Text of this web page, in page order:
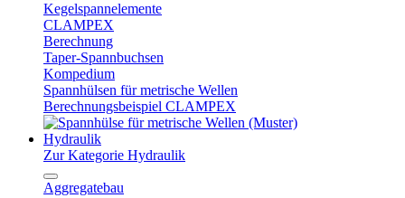
Kegelspannelemente
CLAMPEX
Berechnung
Taper-Spannbuchsen
Kompedium
Spannhülsen für metrische Wellen
Berechnungsbeispiel CLAMPEX
Hydraulik
Zur Kategorie Hydraulik
Aggregatebau